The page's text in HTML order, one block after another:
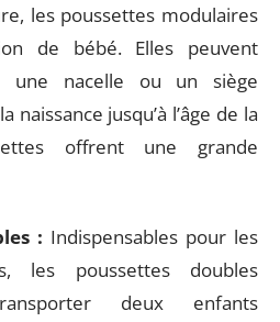
les poussettes modulaires
de bébé. Elles peuvent
une nacelle ou un siège
naissance jusqu’à l’âge de la
offrent une grande
: Indispensables pour les
les poussettes doubles
deux enfants